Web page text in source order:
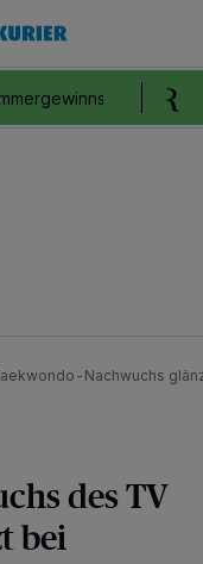
Nachwuchs
des TV
bei